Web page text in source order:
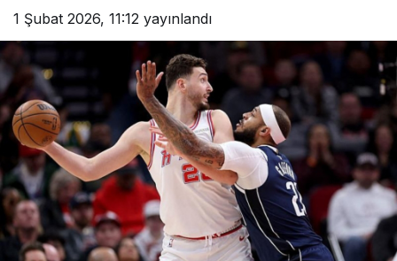
1 Şubat 2026, 11:12 yayınlandı